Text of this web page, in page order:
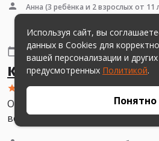
Анна (3 ребёнка и 2 взрослых от 11
15 июля 2026 г.
Киноляпы, 16+
Очень понравился данный
весело и интересно.
Используя сайт, вы
данных в Cookies для
вашей персонализации и
предусмотренных Политикой.
Понятно